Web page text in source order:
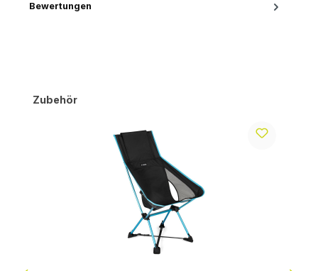
Bewertungen
Produktgalerie überspringen
Zubehör